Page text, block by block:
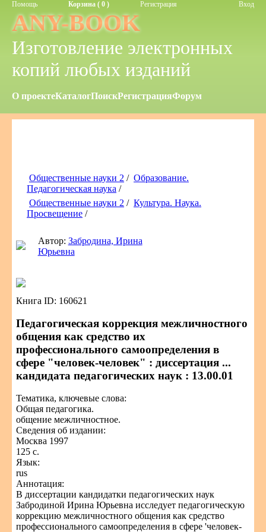
Помощь Корзина ( 0 ) Регистрация Вход
ANY-BOOK
Изготовление электронных
копий любых изданий
О проектеКаталогПоискРегистрацияФорум
Общественные науки 2 / Образование.
Педагогическая наука /
Общественные науки 2 / Культура. Наука.
Просвещение /
Автор: Забродина, Ирина
Юрьевна
Книга ID: 160621
Педагогическая коррекция межличностного
общения как средство их
профессионального самоопределения в
сфере "человек-человек" : диссертация ...
кандидата педагогических наук : 13.00.01
Тематика, ключевые слова:
Общая педагогика.
общение межличностное.
Сведения об издании:
Москва 1997
125 с.
Язык:
rus
Аннотация:
В диссертации кандидатки педагогических наук
Забродиной Ирина Юрьевна исследует педагогическую
коррекцию межличностного общения как средство
профессионального самоопределения в сфере 'человек-